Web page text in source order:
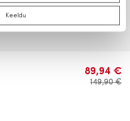
Keeldu
89,94 €
149,90 €